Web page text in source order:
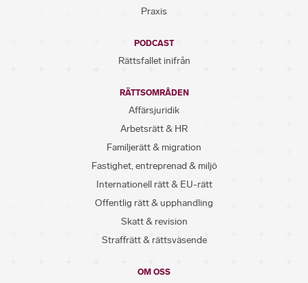
Praxis
PODCAST
Rättsfallet inifrån
RÄTTSOMRÅDEN
Affärsjuridik
Arbetsrätt & HR
Familjerätt & migration
Fastighet, entreprenad & miljö
Internationell rätt & EU-rätt
Offentlig rätt & upphandling
Skatt & revision
Straffrätt & rättsväsende
OM OSS